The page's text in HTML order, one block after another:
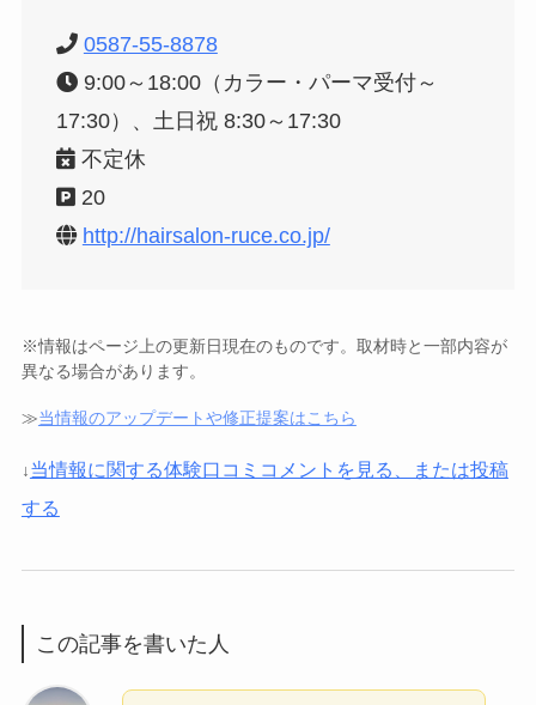
0587-55-8878
9:00～18:00（カラー・パーマ受付～
17:30）、土日祝 8:30～17:30
不定休
20
http://hairsalon-ruce.co.jp/
※情報はページ上の更新日現在のものです。取材時と一部内容が
異なる場合があります。
≫当情報のアップデートや修正提案はこちら
↓当情報に関する体験口コミコメントを見る、または投稿
する
この記事を書いた人